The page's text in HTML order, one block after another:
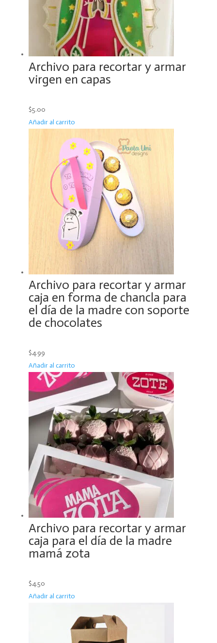
Archivo para recortar y armar
virgen en capas
$5.00
Añadir al carrito
Archivo para recortar y armar
caja en forma de chancla para
el día de la madre con soporte
de chocolates
$4.99
Añadir al carrito
Archivo para recortar y armar
caja para el día de la madre
mamá zota
$4.50
Añadir al carrito